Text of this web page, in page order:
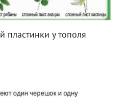
пластинки у тополя